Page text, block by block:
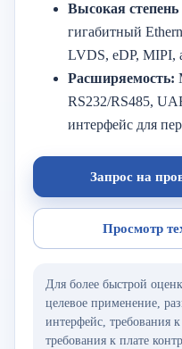
Высокая степень
гигабитный
LVDS, eDP, MIPI,
Расширяемость:
RS232/RS485,
интерфейс для
Запрос на
Просмотр
Для более быстрой
целевое применение,
интерфейс, требования
требования к плате